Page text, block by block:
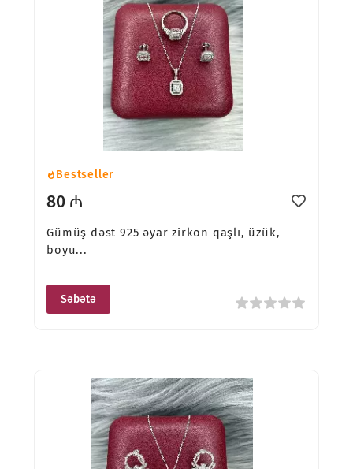
Bestseller
80 ₼
Gümüş dəst 925 əyar zirkon qaşlı, üzük,
boyu...
Səbətə